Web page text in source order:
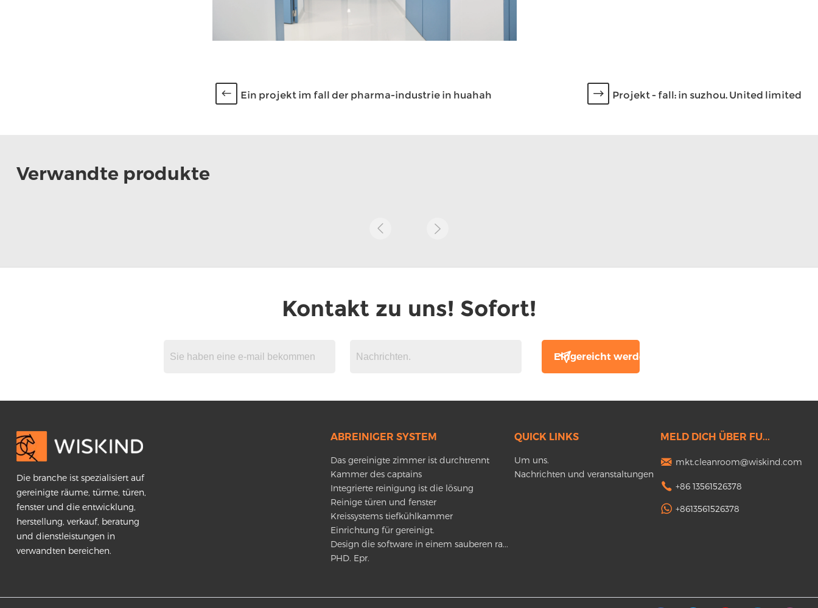
Ein projekt im fall der pharma-industrie in huahah Projekt - fall: in suzhou. United limited
Verwandte produkte
Kontakt zu uns! Sofort!
Die branche ist spezialisiert auf
gereinigte räume, türme, türen,
fenster und die entwicklung,
herstellung, verkauf, beratung
und dienstleistungen in
verwandten bereichen.
ABREINIGER SYSTEM
Das gereinigte zimmer ist durchtrennt
Kammer des captains
Integrierte reinigung ist die lösung
Reinige türen und fenster
Kreissystems tiefkühlkammer
Einrichtung für gereinigt.
Design die software in einem sauberen ra...
PHD. Epr.
QUICK LINKS
Um uns.
Nachrichten und veranstaltungen
MELD DICH ÜBER FU...
mkt.cleanroom@wiskind.com
+86 13561526378
+8613561526378